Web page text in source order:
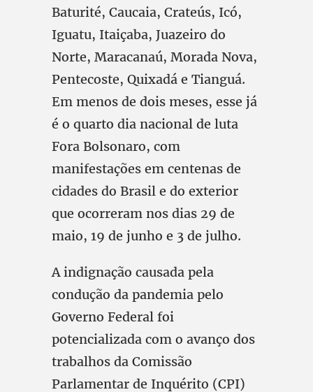
Baturité, Caucaia, Crateús, Icó,
Iguatu, Itaiçaba, Juazeiro do
Norte, Maracanaú, Morada Nova,
Pentecoste, Quixadá e Tianguá.
Em menos de dois meses, esse já
é o quarto dia nacional de luta
Fora Bolsonaro, com
manifestações em centenas de
cidades do Brasil e do exterior
que ocorreram nos dias 29 de
maio, 19 de junho e 3 de julho.
A indignação causada pela
condução da pandemia pelo
Governo Federal foi
potencializada com o avanço dos
trabalhos da Comissão
Parlamentar de Inquérito (CPI)